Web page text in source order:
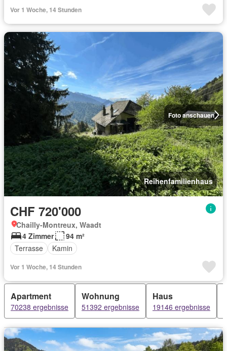
Vor 1 Woche, 14 Stunden
Foto anschauen
Reihenfamilienhaus
CHF 720'000
Chailly-Montreux, Waadt
4 Zimmer
94 m²
Terrasse
Kamin
Vor 1 Woche, 14 Stunden
Apartment
70238 ergebnisse
Wohnung
51392 ergebnisse
Haus
19146 ergebnisse